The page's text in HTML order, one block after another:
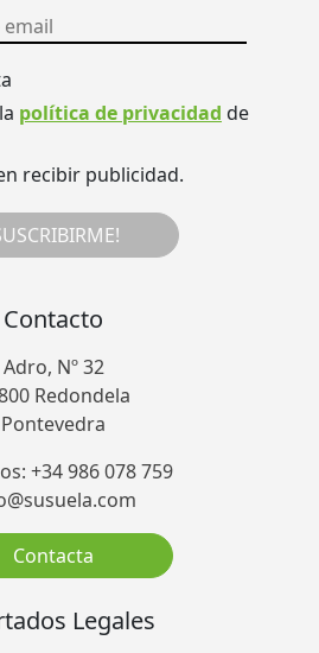
política de privacidad de
recibir publicidad.
Contacto
Adro, Nº 32
Redondela
Pontevedra
+34 986 078 759
Contacta
Legales